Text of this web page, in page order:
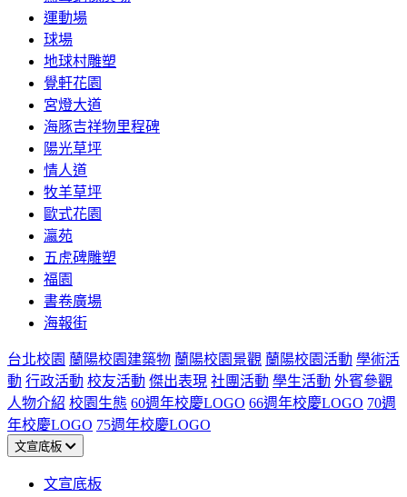
運動場
球場
地球村雕塑
覺軒花園
宮燈大道
海豚吉祥物里程碑
陽光草坪
情人道
牧羊草坪
歐式花園
瀛苑
五虎碑雕塑
福園
書卷廣場
海報街
台北校園 蘭陽校園建築物 蘭陽校園景觀 蘭陽校園活動 學術活
動 行政活動 校友活動 傑出表現 社團活動 學生活動 外賓參觀
人物介紹 校園生態 60週年校慶LOGO 66週年校慶LOGO 70週
年校慶LOGO 75週年校慶LOGO
文宣底板
文宣底板